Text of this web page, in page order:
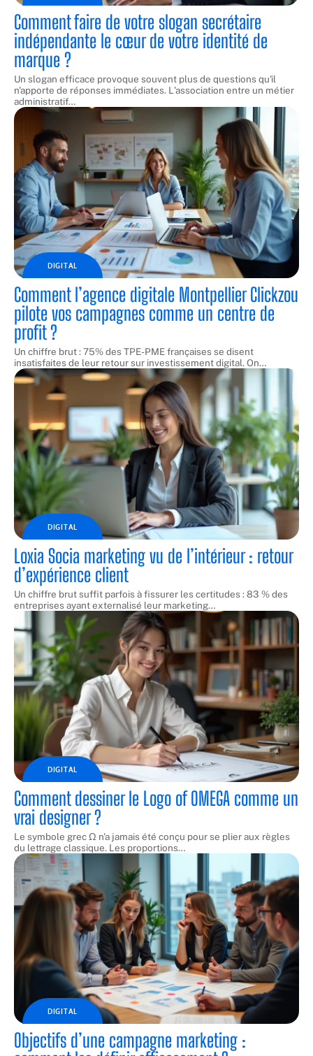
Comment faire de votre slogan secrétaire
indépendante le cœur de votre identité de
marque ?
Un slogan efficace provoque souvent plus de questions qu'il
n'apporte de réponses immédiates. L'association entre un métier
administratif…
DIGITAL
Comment l’agence digitale Montpellier Clickzou
pilote vos campagnes comme un centre de
profit ?
Un chiffre brut : 75% des TPE-PME françaises se disent
insatisfaites de leur retour sur investissement digital. On…
DIGITAL
Loxia Socia marketing vu de l’intérieur : retour
d’expérience client
Un chiffre brut suffit parfois à fissurer les certitudes : 83 % des
entreprises ayant externalisé leur marketing…
DIGITAL
Comment dessiner le Logo of OMEGA comme un
vrai designer ?
Le symbole grec Ω n'a jamais été conçu pour se plier aux règles
du lettrage classique. Les proportions…
DIGITAL
Objectifs d’une campagne marketing :